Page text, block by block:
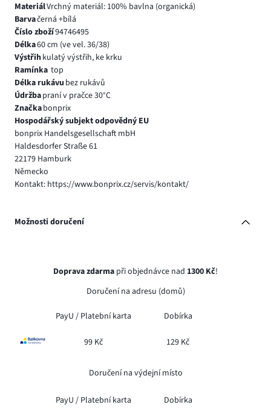
MateriálVrchný materiál: 100% bavlna (organická)
Barvačerná +bílá
Číslo zboží94746495
Délka60 cm (ve vel. 36/38)
Výstřihkulatý výstřih, ke krku
Ramínka top
Délka rukávu bez rukávů
Údržbapraní v pračce 30°C
Značkabonprix
Hospodářský subjekt odpovědný EU
bonprix Handelsgesellschaft mbH
Haldesdorfer Straße 61
22179 Hamburk
Německo
Kontakt: https://www.bonprix.cz/servis/kontakt/
Možnosti doručení
Doprava zdarma při objednávce nad 1300 Kč!
Doručení na adresu (domů)
PayU / Platební karta Dobírka
99 Kč 129 Kč
Doručení na výdejní místo
PayU / Platební karta Dobírka